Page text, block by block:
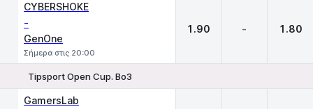
CYBERSHOKE
-
GenOne
Σήμερα στις 20:00
1.90 - 1.80
Tipsport Open Cup. Bo3
GamersLab